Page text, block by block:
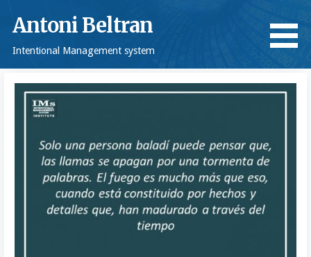
Antoni Beltran
Intentional Management system